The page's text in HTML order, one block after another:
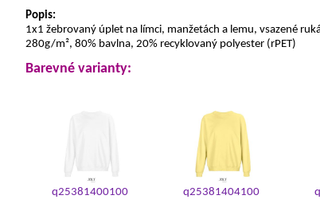
Popis:
1x1 žebrovaný úplet na límci, manžetách a lemu, vsazené
280g/m², 80% bavlna, 20% recyklovaný polyester (rPET)
Barevné varianty:
q25381400100 q25381404100